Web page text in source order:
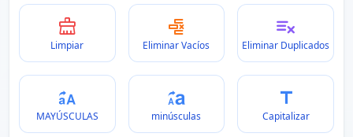
Limpiar Eliminar Vacíos Eliminar Duplicados
MAYÚSCULAS minúsculas Capitalizar